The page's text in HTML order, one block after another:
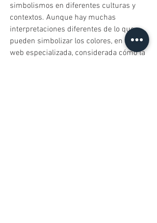
simbolismos en diferentes culturas y
contextos. Aunque hay muchas
interpretaciones diferentes de lo que
pueden simbolizar los colores, en esta
web especializada, considerada cómo la